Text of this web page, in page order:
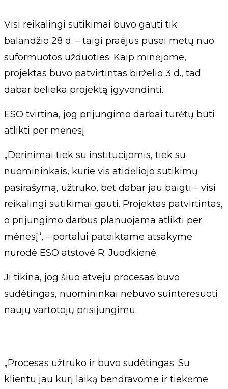
Visi reikalingi sutikimai buvo gauti tik
balandžio 28 d. – taigi praėjus pusei metų nuo
suformuotos užduoties. Kaip minėjome,
projektas buvo patvirtintas birželio 3 d., tad
dabar belieka projektą įgyvendinti.
ESO tvirtina, jog prijungimo darbai turėtų būti
atlikti per mėnesį.
„Derinimai tiek su institucijomis, tiek su
nuomininkais, kurie vis atidėliojo sutikimų
pasirašymą, užtruko, bet dabar jau baigti – visi
reikalingi sutikimai gauti. Projektas patvirtintas,
o prijungimo darbus planuojama atlikti per
mėnesį“, – portalui pateiktame atsakyme
nurodė ESO atstovė R. Juodkienė.
Ji tikina, jog šiuo atveju procesas buvo
sudėtingas, nuomininkai nebuvo suinteresuoti
naujų vartotojų prisijungimu.
„Procesas užtruko ir buvo sudėtingas. Su
klientu jau kurį laiką bendravome ir tiekėme